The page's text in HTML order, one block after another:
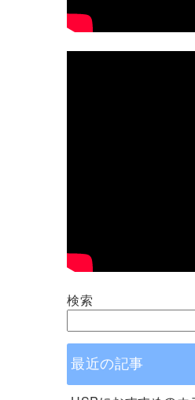
検索
最近の記事